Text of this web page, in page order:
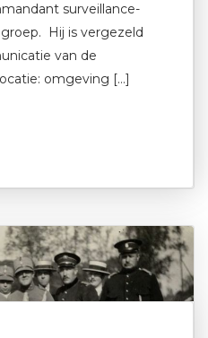
surveillance-
Hij is vergezeld
van de
omgeving […]